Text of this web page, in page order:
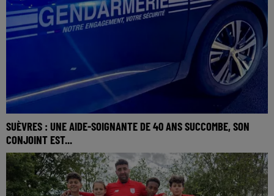
SUÈVRES : UNE AIDE-SOIGNANTE DE 40 ANS SUCCOMBE, SON
CONJOINT EST...